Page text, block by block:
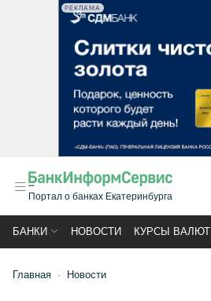
РЕКЛАМА
Портал о банках Екатеринбурга
БАНКИ НОВОСТИ КУРСЫ ВАЛЮТ
Главная Новости